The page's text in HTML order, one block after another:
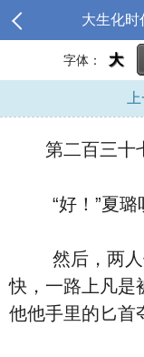
大生化时
字体： 大
第二百三十
“好！”夏璐听
然后，两人
快，一路上凡是
他他手里的匕首